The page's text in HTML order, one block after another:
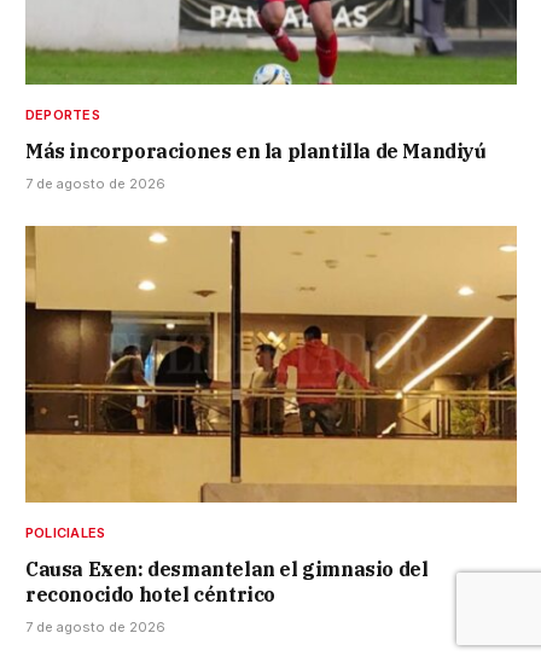
DEPORTES
Más incorporaciones en la plantilla de Mandiyú
7 de agosto de 2026
POLICIALES
Causa Exen: desmantelan el gimnasio del
reconocido hotel céntrico
7 de agosto de 2026